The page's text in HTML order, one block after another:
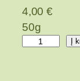
4,00 €
50g
Į